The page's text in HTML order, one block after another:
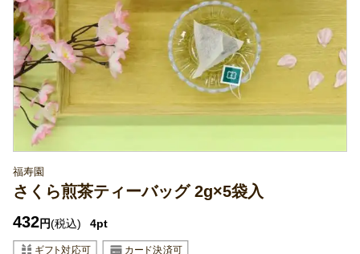
福寿園
さくら煎茶ティーバッグ 2g×5袋入
432円(税込) 4pt